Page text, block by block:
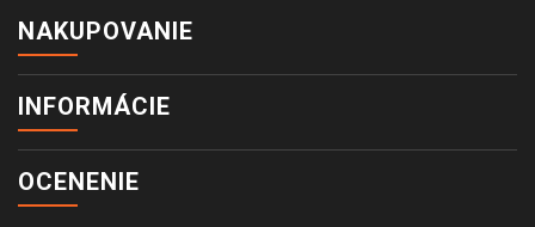
NAKUPOVANIE
INFORMÁCIE
OCENENIE